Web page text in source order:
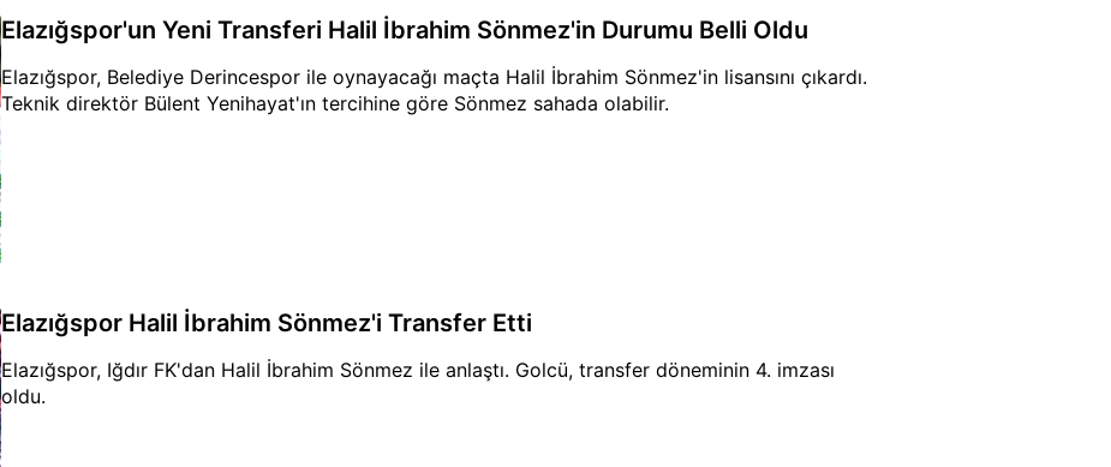
Elazığspor'un Yeni Transferi Halil İbrahim Sönmez'in Durumu Belli Oldu
Elazığspor, Belediye Derincespor ile oynayacağı maçta Halil İbrahim Sönmez'in lisansını çıkardı.
Teknik direktör Bülent Yenihayat'ın tercihine göre Sönmez sahada olabilir.
Elazığspor Halil İbrahim Sönmez'i Transfer Etti
Elazığspor, Iğdır FK'dan Halil İbrahim Sönmez ile anlaştı. Golcü, transfer döneminin 4. imzası
oldu.